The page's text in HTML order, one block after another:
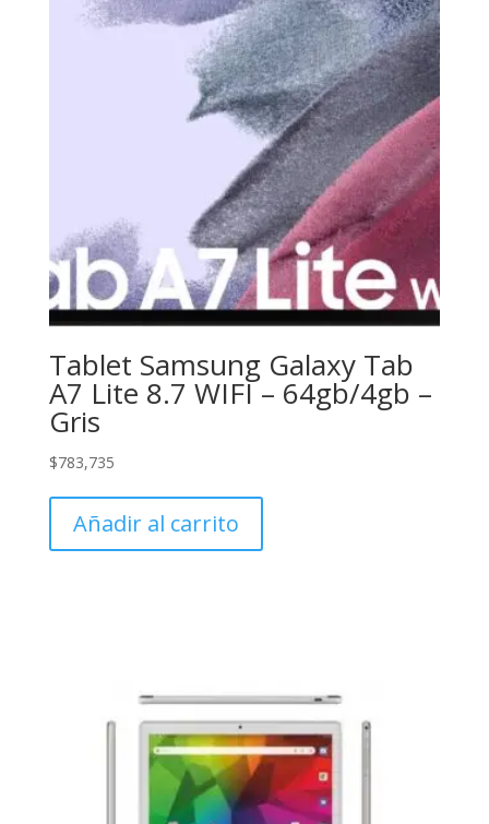
Tablet Samsung Galaxy Tab
A7 Lite 8.7 WIFI – 64gb/4gb –
Gris
$783,735
Añadir al carrito